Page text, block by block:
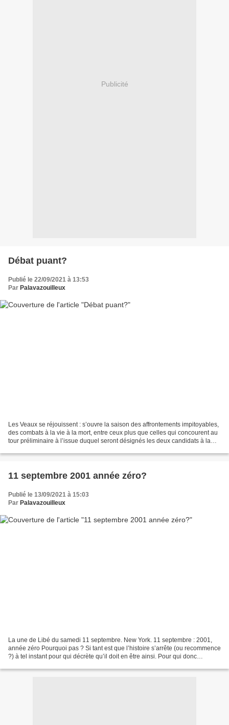
Publicité
Débat puant?
Publié le 22/09/2021 à 13:53
Par Palavazouilleux
Les Veaux se réjouissent : s’ouvre la saison des affrontements impitoyables,
des combats à la vie à la mort, entre ceux plus que celles qui concourent au
tour préliminaire à l’issue duquel seront désignés les deux candidats à la
11 septembre 2001 année zéro?
Publié le 13/09/2021 à 15:03
Par Palavazouilleux
La une de Libé du samedi 11 septembre. New York. 11 septembre : 2001,
année zéro Pourquoi pas ? Si tant est que l’histoire s’arrête (ou recommence
?) à tel instant pour qui décrète qu’il doit en être ainsi. Pour qui donc